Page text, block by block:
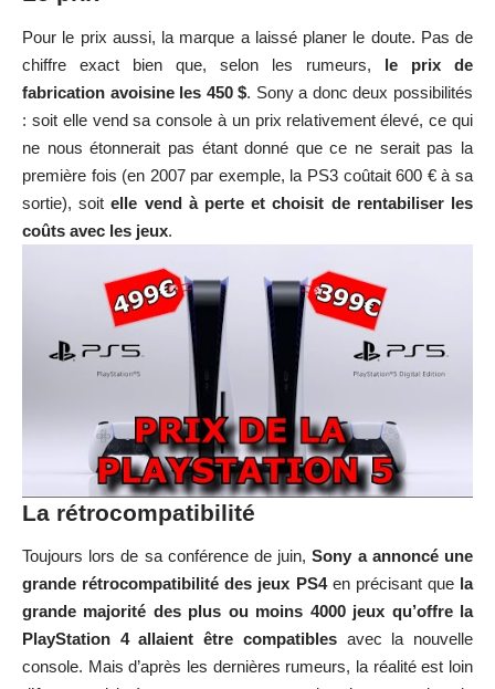
Pour le prix aussi, la marque a laissé planer le doute. Pas de
chiffre exact bien que, selon les rumeurs, le prix de
fabrication avoisine les 450 $. Sony a donc deux possibilités
: soit elle vend sa console à un prix relativement élevé, ce qui
ne nous étonnerait pas étant donné que ce ne serait pas la
première fois (en 2007 par exemple, la PS3 coûtait 600 € à sa
sortie), soitelle vend à perte et choisit de rentabiliser les
coûts avec les jeux.
La rétrocompatibilité
Toujours lors de sa conférence de juin,Sony a annoncé une
grande rétrocompatibilité des jeux PS4en précisant que la
grande majorité des plus ou moins 4000 jeux qu’offre la
PlayStation 4 allaient être compatiblesavec la nouvelle
console. Mais d’après les dernières rumeurs, la réalité est loin